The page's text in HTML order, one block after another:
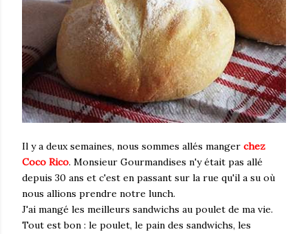
Il y a deux semaines, nous sommes allés manger chez
Coco Rico. Monsieur Gourmandises n'y était pas allé
depuis 30 ans et c'est en passant sur la rue qu'il a su où
nous allions prendre notre lunch.
J'ai mangé les meilleurs sandwichs au poulet de ma vie.
Tout est bon : le poulet, le pain des sandwichs, les